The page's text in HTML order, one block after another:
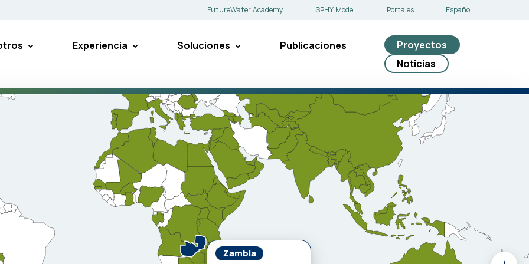
FutureWater Academy SPHY Model Portales Español
Experiencia Soluciones Publicaciones
Proyectos
Noticias
Zambia